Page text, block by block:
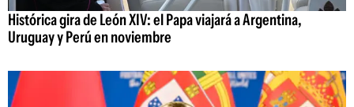
Histórica gira de León XIV: el Papa viajará a Argentina,
Uruguay y Perú en noviembre